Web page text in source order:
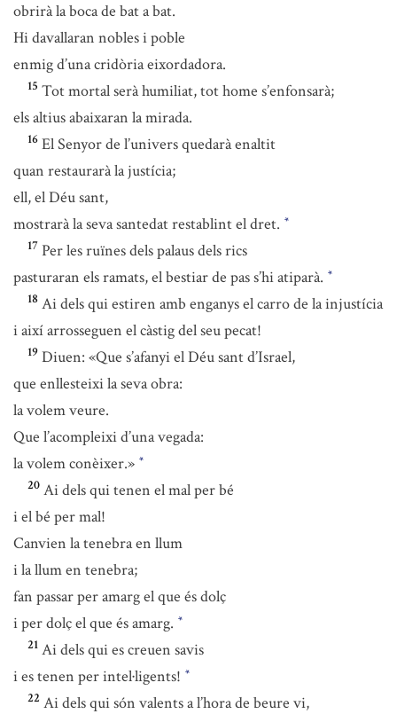
obrirà la boca de bat a bat.
Hi davallaran nobles i poble
enmig d’una cridòria eixordadora.
15 Tot mortal serà humiliat, tot home s’enfonsarà;
els altius abaixaran la mirada.
16 El Senyor de l’univers quedarà enaltit
quan restaurarà la justícia;
ell, el Déu sant,
mostrarà la seva santedat restablint el dret. *
17 Per les ruïnes dels palaus dels rics
pasturaran els ramats, el bestiar de pas s’hi atiparà. *
18 Ai dels qui estiren amb enganys el carro de la injustícia
i així arrosseguen el càstig del seu pecat!
19 Diuen: «Que s’afanyi el Déu sant d’Israel,
que enllesteixi la seva obra:
la volem veure.
Que l’acompleixi d’una vegada:
la volem conèixer.» *
20 Ai dels qui tenen el mal per bé
i el bé per mal!
Canvien la tenebra en llum
i la llum en tenebra;
fan passar per amarg el que és dolç
i per dolç el que és amarg. *
21 Ai dels qui es creuen savis
i es tenen per intel·ligents! *
22 Ai dels qui són valents a l’hora de beure vi,